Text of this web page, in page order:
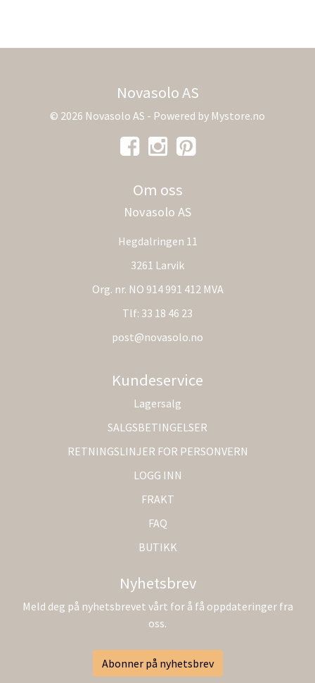
Novasolo AS
© 2026 Novasolo AS - Powered by Mystore.no
Om oss
Novasolo AS
Hegdalringen 11
3261 Larvik
Org. nr. NO 914 991 412 MVA
Tlf: 33 18 46 23
post@novasolo.no
Kundeservice
Lagersalg
SALGSBETINGELSER
RETNINGSLINJER FOR PERSONVERN
LOGG INN
FRAKT
FAQ
BUTIKK
Nyhetsbrev
Meld deg på nyhetsbrevet vårt for å få oppdateringer fra
oss.
Abonner på nyhetsbrev